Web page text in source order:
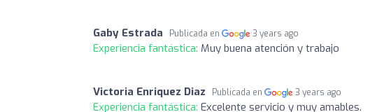
Gaby Estrada Publicada en 3 years ago
Experiencia fantástica: Muy buena atención y trabajo
Victoria Enriquez Diaz Publicada en 3 years ago
Experiencia fantástica: Excelente servicio y muy amables.